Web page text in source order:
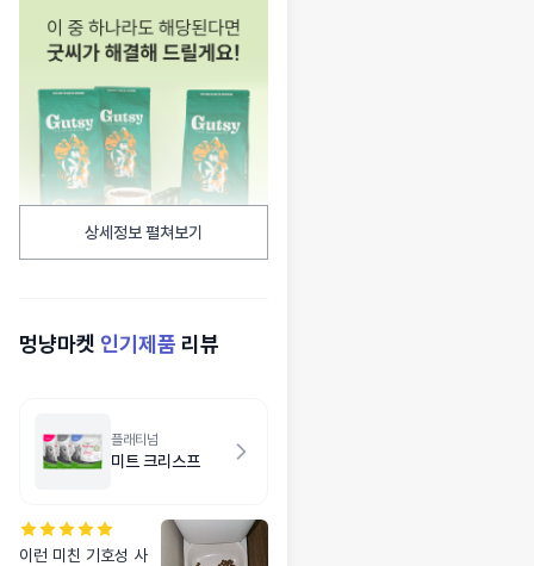
상세정보 펼쳐보기
멍냥마켓 인기제품 리뷰
플래티넘
미트 크리스프
이런 미친 기호성 사